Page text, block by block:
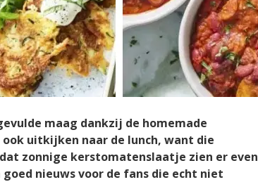
maag dankzij de homemade
uitkijken naar de lunch, want die
zonnige kerstomatenslaatje zien er even
nieuws voor de fans die echt niet